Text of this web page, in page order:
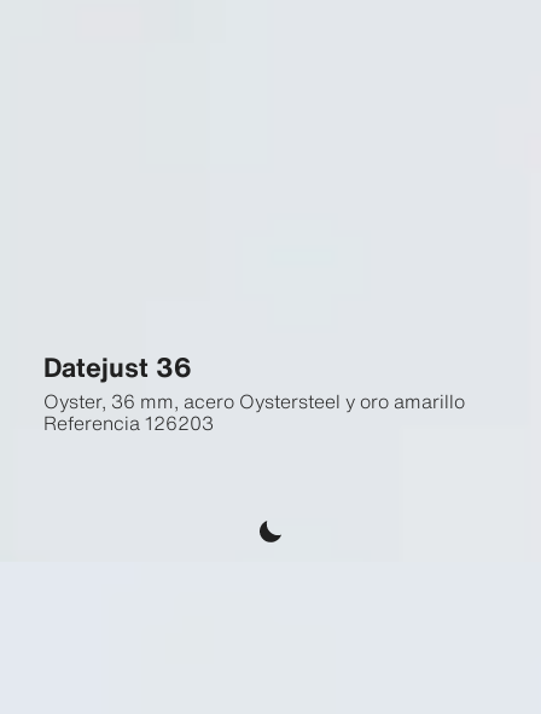
Datejust 36
Oyster, 36 mm, acero Oystersteel y oro amarillo
Referencia126203